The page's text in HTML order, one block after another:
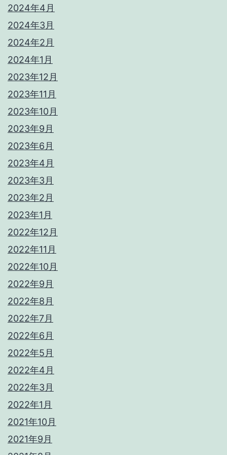
2024年4月
2024年3月
2024年2月
2024年1月
2023年12月
2023年11月
2023年10月
2023年9月
2023年6月
2023年4月
2023年3月
2023年2月
2023年1月
2022年12月
2022年11月
2022年10月
2022年9月
2022年8月
2022年7月
2022年6月
2022年5月
2022年4月
2022年3月
2022年1月
2021年10月
2021年9月